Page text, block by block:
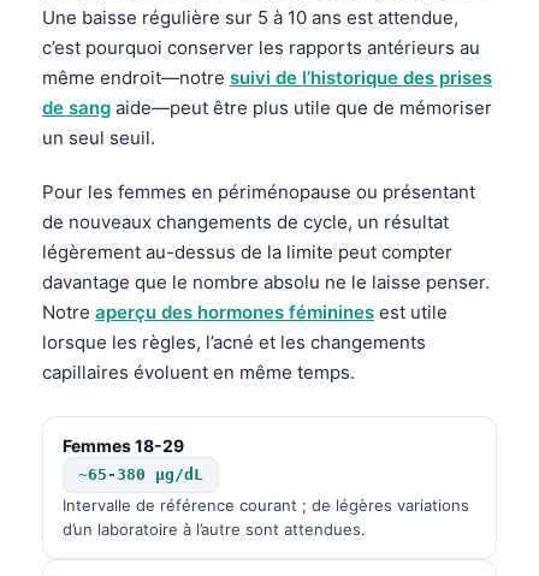
Une baisse régulière sur 5 à 10 ans est attendue,
c’est pourquoi conserver les rapports antérieurs au
même endroit—notre suivi de l’historique des prises
de sang aide—peut être plus utile que de mémoriser
un seul seuil.
Pour les femmes en périménopause ou présentant
de nouveaux changements de cycle, un résultat
légèrement au-dessus de la limite peut compter
davantage que le nombre absolu ne le laisse penser.
Notre aperçu des hormones féminines est utile
lorsque les règles, l’acné et les changements
capillaires évoluent en même temps.
Femmes 18-29
~65-380 µg/dL
Intervalle de référence courant ; de légères variations
d’un laboratoire à l’autre sont attendues.